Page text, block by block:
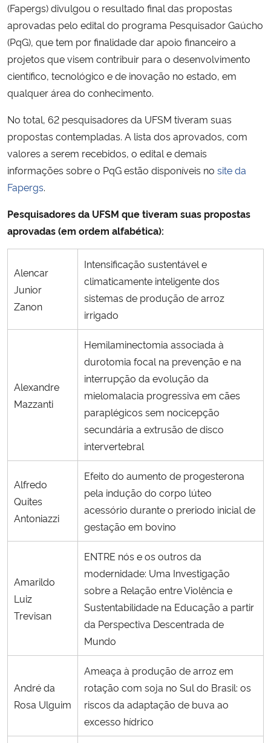
Ministério do Meio Ambiente
Ministério do Turismo
Ministério do Desenvolvimento Regional
Controladoria-Geral da União
Ministério da Mulher, da Família e dos Direitos Humanos
Secretaria-Geral
Secretaria de Governo
Gabinete de Segurança Institucional
Advocacia-Geral da União
Banco Central do Brasil
(Fapergs) divulgou o resultado final das propostas
aprovadas pelo edital do programa Pesquisador Gaúcho
(PqG), que tem por finalidade dar apoio financeiro a
projetos que visem contribuir para o desenvolvimento
científico, tecnológico e de inovação no estado, em
qualquer área do conhecimento.
No total, 62 pesquisadores da UFSM tiveram suas
propostas contempladas. A lista dos aprovados, com
valores a serem recebidos, o edital e demais
informações sobre o PqG estão disponíveis no site da
Fapergs.
Pesquisadores da UFSM que tiveram suas propostas
aprovadas (em ordem alfabética):
Alencar
Junior
Zanon
Intensificação sustentável e
climaticamente inteligente dos
sistemas de produção de arroz
irrigado
Alexandre
Mazzanti
Hemilaminectomia associada à
durotomia focal na prevenção e na
interrupção da evolução da
mielomalacia progressiva em cães
paraplégicos sem nocicepção
secundária a extrusão de disco
intervertebral
Alfredo
Quites
Antoniazzi
Efeito do aumento de progesterona
pela indução do corpo lúteo
acessório durante o preriodo inicial de
gestação em bovino
Amarildo
Luiz
Trevisan
ENTRE nós e os outros da
modernidade: Uma Investigação
sobre a Relação entre Violência e
Sustentabilidade na Educação a partir
da Perspectiva Descentrada de
Mundo
André da
Rosa Ulguim
Ameaça à produção de arroz em
rotação com soja no Sul do Brasil: os
riscos da adaptação de buva ao
excesso hídrico